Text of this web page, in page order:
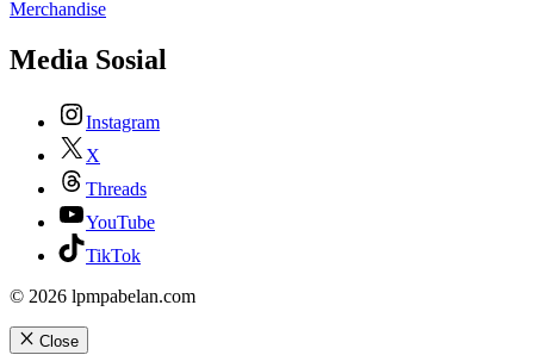
Merchandise
Media Sosial
Instagram
X
Threads
YouTube
TikTok
© 2026 lpmpabelan.com
Close